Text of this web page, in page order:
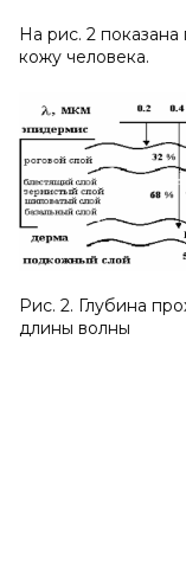
На рис. 2
кожу человека.
Рис. 2. Глубина
длины волны